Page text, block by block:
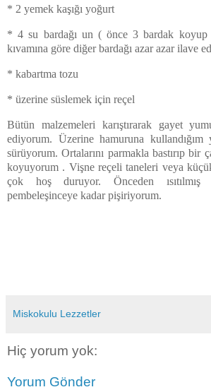
* 2 yemek kaşığı yoğurt
* 4 su bardağı un ( önce 3 bardak koyup
kıvamına göre diğer bardağı azar azar ilave
* kabartma tozu
* üzerine süslemek için reçel
Bütün malzemeleri karıştırarak gayet
ediyorum. Üzerine hamuruna kullandığım
sürüyorum. Ortalarını parmakla bastırıp bir
koyuyorum . Vişne reçeli taneleri veya
çok hoş duruyor. Önceden
pembeleşinceye kadar pişiriyorum.
Miskokulu Lezzetler
Hiç yorum yok:
Yorum Gönder